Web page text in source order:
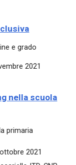
e grado
2021
nella scuola
primaria
2021